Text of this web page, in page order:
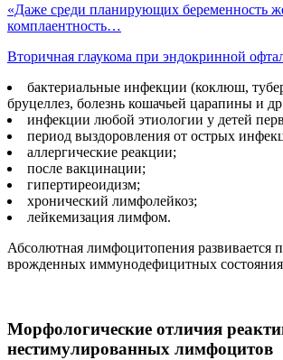
«Даже среди планирующих беременность
комплаентность…
Вторичная глаукома при эндокринной
бактериальные инфекции (коклюш,
бруцеллез, болезнь кошачьей царапины и
инфекции любой этиологии у детей
период выздоровления от острых
аллергические реакции;
после вакцинации;
гипертиреоидизм;
хронический лимфолейкоз;
лейкемизация лимфом.
Абсолютная лимфоцитопения развивается
врожденных иммунодефицитных
Морфологические отличия
нестимулированных лимфоцитов